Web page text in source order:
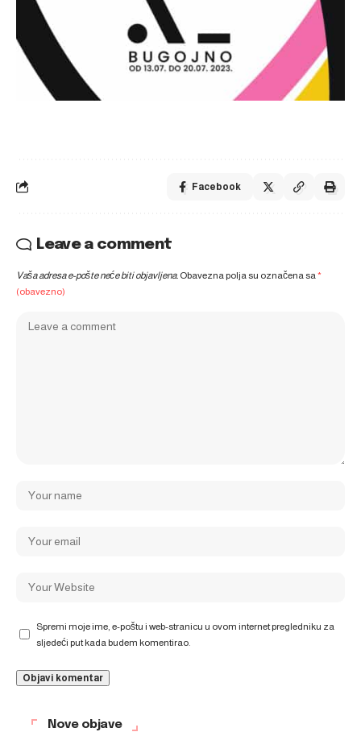
Facebook
Leave a comment
Vaša adresa e-pošte neće biti objavljena. Obavezna polja su označena sa *
(obavezno)
Spremi moje ime, e-poštu i web-stranicu u ovom internet pregledniku za
sljedeći put kada budem komentirao.
Nove objave